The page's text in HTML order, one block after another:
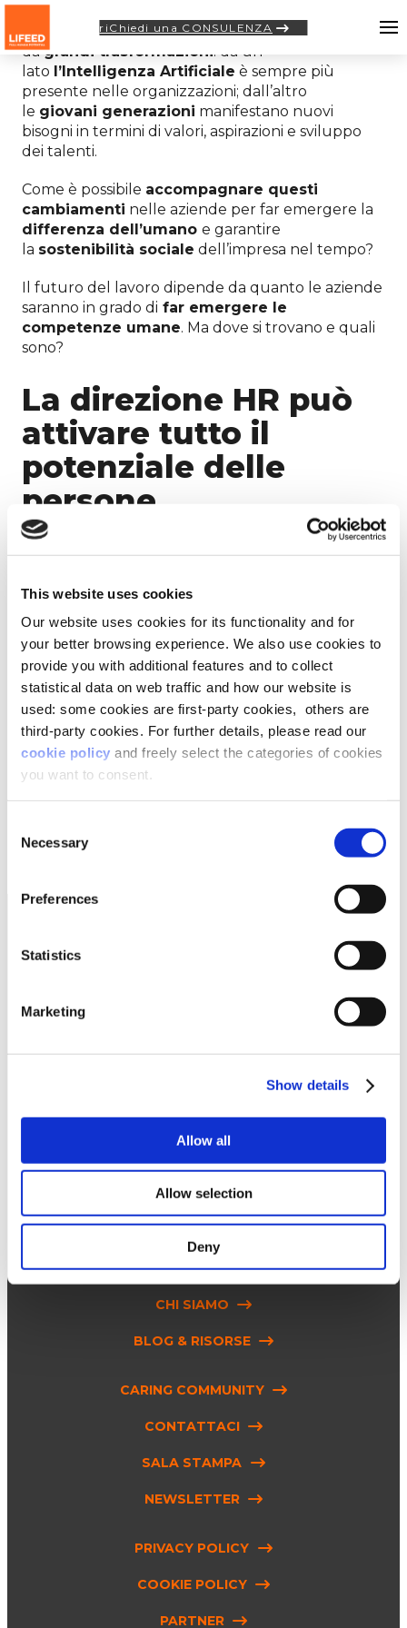
This website uses cookies
Our website uses cookies for its functionality and for
your better browsing experience. We also use cookies to
provide you with additional features and to collect
statistical data on web traffic and how our website is
used: some cookies are first-party cookies, others are
third-party cookies. For further details, please read our
cookie policy and freely select the categories of cookies
you want to consent.
Selection
Necessary
Preferences
Statistics
Marketing
Show details
Allow all
Allow selection
Deny
riChiedi una CONSULENZA
Oggi il mondo del lavoro è caratterizzato
dagrandi trasformazioni: da un
lato l’Intelligenza Artificiale è sempre più
presente nelle organizzazioni; dall’altro
le giovani generazioni manifestano nuovi
bisogni in termini di valori, aspirazioni e sviluppo
dei talenti.
Come è possibile accompagnare questi
cambiamenti nelle aziende per far emergere la
differenza dell’umano e garantire
la sostenibilità sociale dell’impresa nel tempo?
Il futuro del lavoro dipende da quanto le aziende
saranno in grado di far emergere le
competenze umane. Ma dove si trovano e quali
sono?
La direzione HR può
attivare tutto il
potenziale delle
persone
Il70% delle competenzedelle persone risiede
Osservatorio vita-lavoro di Lifeed):
che rischia di essere sprecato in ambito
lavorativo, se non viene visto e attivato dalle
imprese, in particolare dalla Direzione HR.
Scopri nella checklist le5 competenze
trasversaliche appartengono agli esseri umani e
che sono insostituibili nel mondo moderno, da
valorizzare all’interno delle aziende per favorire la
sostenibilità umana
seguici su
INNOVAZIONE
CHI SIAMO
BLOG & RISORSE
CARING COMMUNITY
CONTATTACI
SALA STAMPA
NEWSLETTER
PRIVACY POLICY
COOKIE POLICY
PARTNER